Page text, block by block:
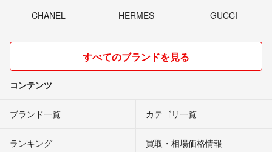
CHANEL HERMES GUCCI
すべてのブランドを見る
コンテンツ
ブランド一覧 カテゴリ一覧
ランキング 買取・相場価格情報